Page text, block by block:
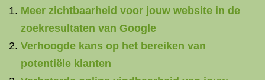
Meer zichtbaarheid voor jouw website in de
zoekresultaten van Google
Verhoogde kans op het bereiken van
potentiële klanten